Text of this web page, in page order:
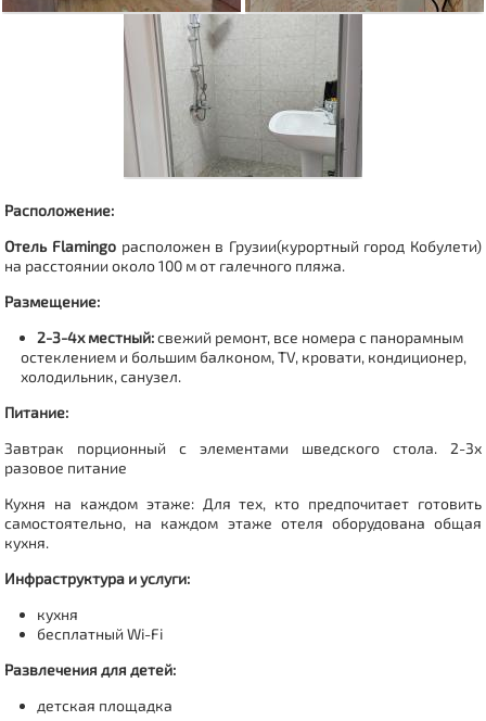
Расположение:
Отель Flamingo расположен в Грузии(курортный город Кобулети)
на расстоянии около 100 м от галечного пляжа.
Размещение:
2-3-4х местный: свежий ремонт, все номера с панорамным
остеклением и большим балконом, TV, кровати, кондиционер,
холодильник, санузел.
Питание:
Завтрак порционный с элементами шведского стола. 2-3х
разовое питание
Кухня на каждом этаже: Для тех, кто предпочитает готовить
самостоятельно, на каждом этаже отеля оборудована общая
кухня.
Инфраструктура и услуги:
кухня
бесплатный Wi-Fi
Развлечения для детей:
детская площадка